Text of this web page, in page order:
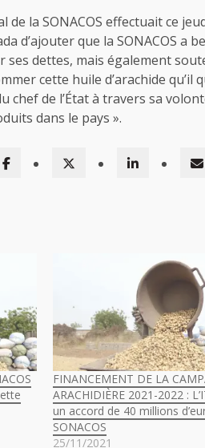
la SONACOS effectuait ce
d’ajouter que la SONACOS a
dettes, mais également
cette huile d’arachide
chef de l’État à travers sa
dans le pays ».
FINANCEMENT DE LA
ARACHIDIÈRE 2021-2022 :
un accord de 40 millions
SONACOS
25/11/2021